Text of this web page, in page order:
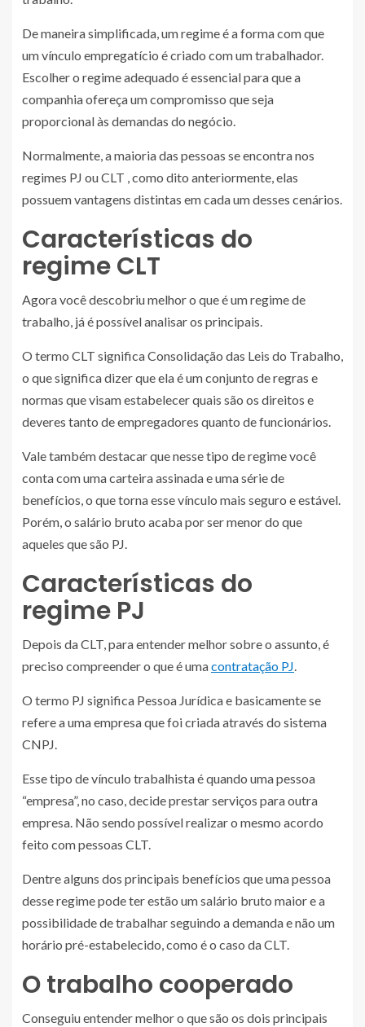
De maneira simplificada, um regime é a forma com que
um vínculo empregatício é criado com um trabalhador.
Escolher o regime adequado é essencial para que a
companhia ofereça um compromisso que seja
proporcional às demandas do negócio.
Normalmente, a maioria das pessoas se encontra nos
regimes PJ ou CLT , como dito anteriormente, elas
possuem vantagens distintas em cada um desses cenários.
Características do
regime CLT
Agora você descobriu melhor o que é um regime de
trabalho, já é possível analisar os principais.
O termo CLT significa Consolidação das Leis do Trabalho,
o que significa dizer que ela é um conjunto de regras e
normas que visam estabelecer quais são os direitos e
deveres tanto de empregadores quanto de funcionários.
Vale também destacar que nesse tipo de regime você
conta com uma carteira assinada e uma série de
benefícios, o que torna esse vínculo mais seguro e estável.
Porém, o salário bruto acaba por ser menor do que
aqueles que são PJ.
Características do
regime PJ
Depois da CLT, para entender melhor sobre o assunto, é
preciso compreender o que é umacontratação PJ.
O termo PJ significa Pessoa Jurídica e basicamente se
refere a uma empresa que foi criada através do sistema
CNPJ.
Esse tipo de vínculo trabalhista é quando uma pessoa
“empresa”, no caso, decide prestar serviços para outra
empresa. Não sendo possível realizar o mesmo acordo
feito com pessoas CLT.
Dentre alguns dos principais benefícios que uma pessoa
desse regime pode ter estão um salário bruto maior e a
possibilidade de trabalhar seguindo a demanda e não um
horário pré-estabelecido, como é o caso da CLT.
O trabalho cooperado
Conseguiu entender melhor o que são os dois principais